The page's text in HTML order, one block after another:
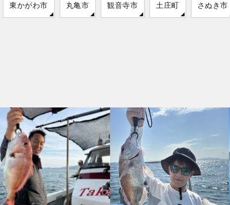
東かがわ市 丸亀市 観音寺市 土庄町 さぬき市